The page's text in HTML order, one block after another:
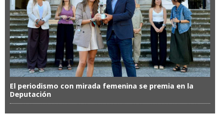
El periodismo con mirada femenina se premia en la
Deputación